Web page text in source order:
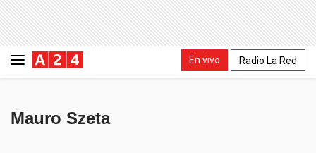
En vivo Radio La Red
Mauro Szeta